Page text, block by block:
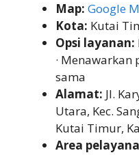
Map: Google
Kota: Kutai
Opsi layanan:
·
sama
Alamat: Jl.
Utara, Kec.
Kutai Timur,
Area